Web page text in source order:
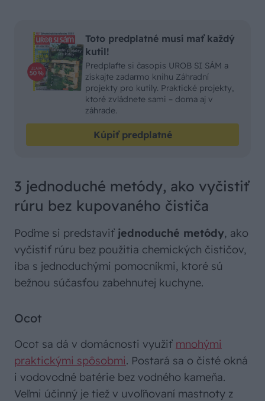
Toto predplatné musí mať každý
kutil!
Predplaťte si časopis UROB SI SÁM a
získajte zadarmo knihu Záhradní
projekty pro kutily. Praktické projekty,
ktoré zvládnete sami – doma aj v
záhrade.
Kúpiť predplatné
3 jednoduché metódy, ako vyčistiť
rúru bez kupovaného čističa
Poďme si predstaviť jednoduché metódy, ako
vyčistiť rúru bez použitia chemických čističov,
iba s jednoduchými pomocníkmi, ktoré sú
bežnou súčasťou zabehnutej kuchyne.
Ocot
Ocot sa dá v domácnosti využiť mnohými
praktickými spôsobmi. Postará sa o čisté okná
i vodovodné batérie bez vodného kameňa.
Veľmi účinný je tiež v uvoľňovaní mastnoty z